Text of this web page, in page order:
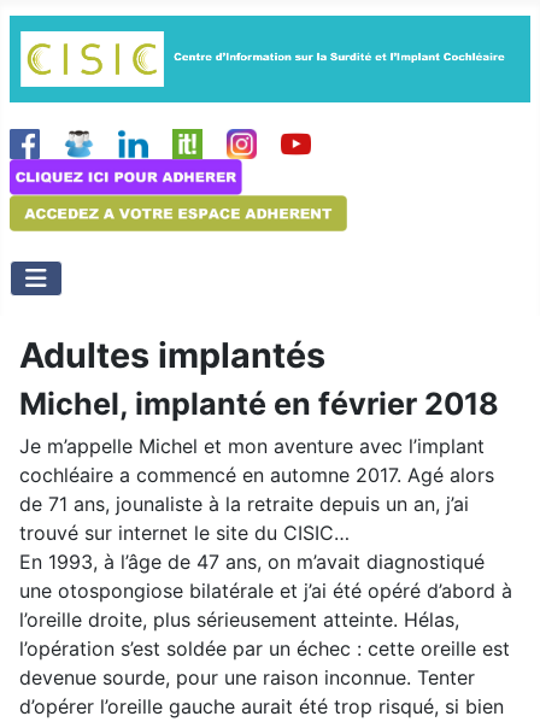
Adultes implantés
Michel, implanté en février 2018
Je m’appelle Michel et mon aventure avec l’implant
cochléaire a commencé en automne 2017. Agé alors
de 71 ans, jounaliste à la retraite depuis un an, j’ai
trouvé sur internet le site du CISIC…
En 1993, à l’âge de 47 ans, on m’avait diagnostiqué
une otospongiose bilatérale et j’ai été opéré d’abord à
l’oreille droite, plus sérieusement atteinte. Hélas,
l’opération s’est soldée par un échec : cette oreille est
devenue sourde, pour une raison inconnue. Tenter
d’opérer l’oreille gauche aurait été trop risqué, si bien